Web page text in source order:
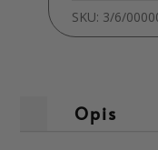
SKU: 3/6/
Opis